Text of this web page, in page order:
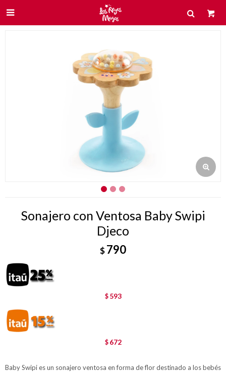

Sonajero con Ventosa Baby Swipi
Djeco
$790
$ 593
$ 672
Baby Swipi es un sonajero ventosa en forma de flor destinado a los bebés